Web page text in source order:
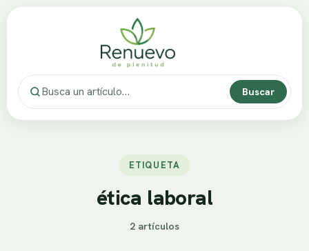
Buscar
ETIQUETA
ética laboral
2 artículos